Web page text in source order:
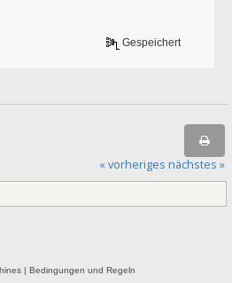
Gespeichert
« vorheriges nächstes »
| Bedingungen und Regeln